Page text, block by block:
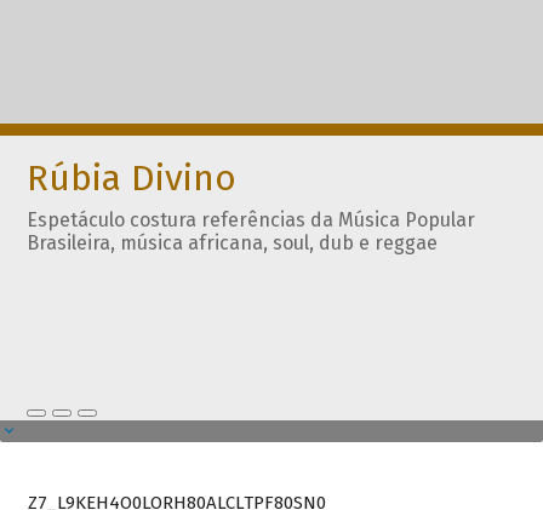
Rúbia Divino
Espetáculo costura referências da Música Popular
Brasileira, música africana, soul, dub e reggae
Z7_L9KEH4O0LORH80ALCLTPF80SN0